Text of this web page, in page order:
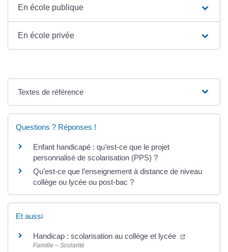
En école publique
En école privée
Textes de référence
Questions ? Réponses !
Enfant handicapé : qu’est-ce que le projet
personnalisé de scolarisation (PPS) ?
Qu’est-ce que l’enseignement à distance de niveau
collège ou lycée ou post-bac ?
Et aussi
Handicap : scolarisation au collège et lycée
Famille – Scolarité